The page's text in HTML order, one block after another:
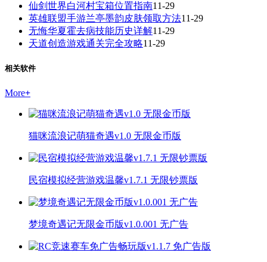
仙剑世界白河村宝箱位置指南11-29
英雄联盟手游兰亭墨韵皮肤领取方法11-29
无悔华夏霍去病技能历史详解11-29
天道创造游戏通关完全攻略11-29
相关软件
More+
猫咪流浪记萌猫奇遇v1.0 无限金币版
民宿模拟经营游戏温馨v1.7.1 无限钞票版
梦境奇遇记无限金币版v1.0.001 无广告